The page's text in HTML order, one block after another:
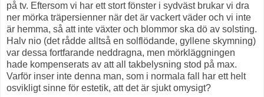
på tv. Eftersom vi har ett stort fönster i sydväst brukar vi dra
ner mörka träpersienner när det är vackert väder och vi inte
är hemma, så att inte växter och blommor ska dö av solsting.
Halv nio (det rådde alltså en solflödande, gyllene skymning)
var dessa fortfarande neddragna, men mörkläggningen
hade kompenserats av att all takbelysning stod på max.
Varför inser inte denna man, som i normala fall har ett helt
osvikligt sinne för estetik, att det är sjukt omysigt?